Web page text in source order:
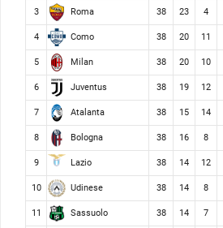
3 Roma 38 23 4
4 Como 38 20 11
5 Milan 38 20 10
6 Juventus 38 19 12
7 Atalanta 38 15 14
8 Bologna 38 16 8
9 Lazio 38 14 12
10 Udinese 38 14 8
11 Sassuolo 38 14 7